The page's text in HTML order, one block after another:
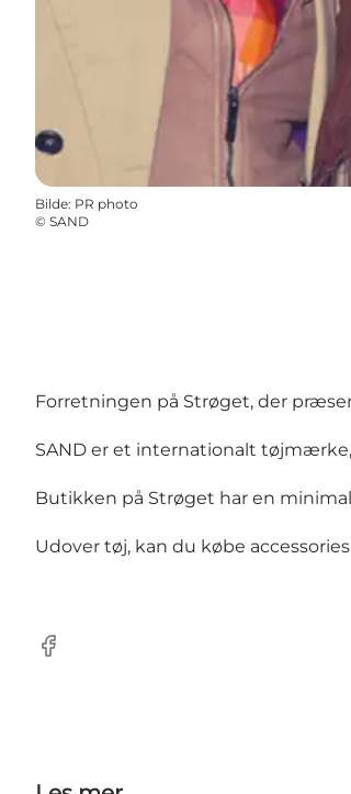
Bilde: PR photo
© SAND
Forretningen på Strøget, der
SAND er et internationalt
Butikken på Strøget har en
Udover tøj, kan du købe
Facebook